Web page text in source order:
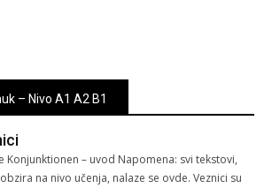
– Nivo A1 A2 B1
Konjunktionen – uvod Napomena: svi tekstovi,
na nivo učenja, nalaze se ovde. Veznici su